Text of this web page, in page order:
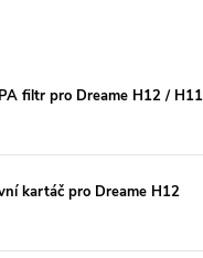
filtr pro Dreame H12 /
kartáč pro Dreame H12